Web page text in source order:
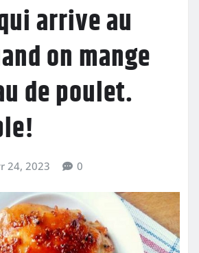
arrive au
on mange
de poulet.
24, 2023 0